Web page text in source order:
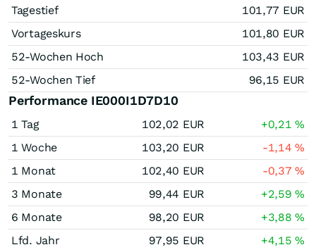
Tagestief
101,77 EUR
Vortageskurs
101,80 EUR
52-Wochen Hoch
103,43 EUR
52-Wochen Tief
96,15 EUR
Performance IE000I1D7D10
1 Tag 102,02 EUR +0,21%
1 Woche
103,20 EUR -1,14%
1 Monat
102,40 EUR -0,37%
3 Monate
99,44 EUR +2,59%
6 Monate
98,20 EUR +3,88%
Lfd. Jahr
97,95 EUR +4,15%